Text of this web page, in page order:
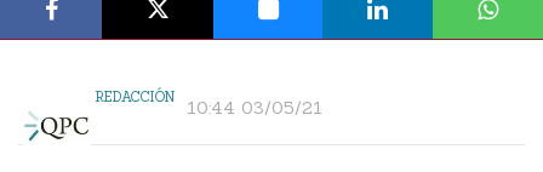
REDACCIÓN 10:44 03/05/21